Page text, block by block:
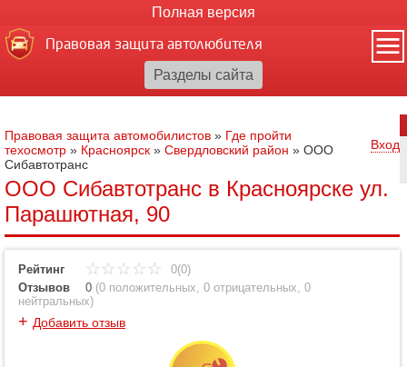
Полная версия
Правовая защита автолюбителя
Правовая защита автомобилистов » Где пройти
техосмотр » Красноярск » Свердловский район » ООО
Сибавтотранс
Вход
ООО Сибавтотранс в Красноярске ул.
Парашютная, 90
Рейтинг
0(0)
Отзывов
0 (0 положительных, 0 отрицательных, 0
нейтральных)
+ Добавить отзыв